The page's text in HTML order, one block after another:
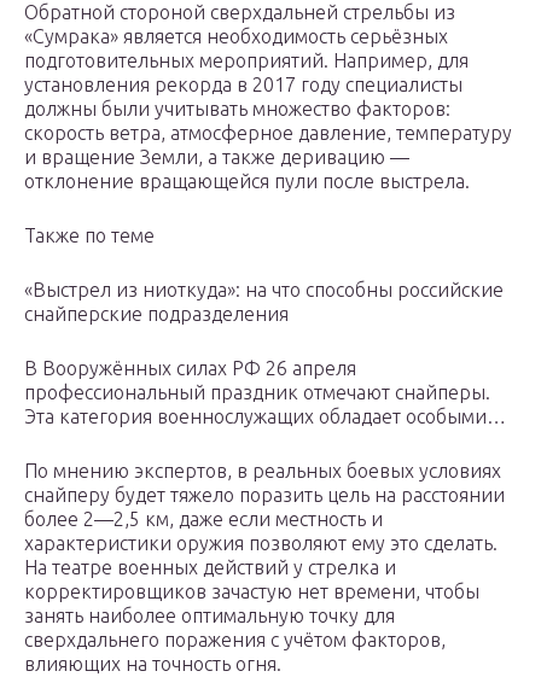
Обратной стороной сверхдальней стрельбы из
«Сумрака» является необходимость серьёзных
подготовительных мероприятий. Например, для
установления рекорда в 2017 году специалисты
должны были учитывать множество факторов:
скорость ветра, атмосферное давление, температуру
и вращение Земли, а также деривацию —
отклонение вращающейся пули после выстрела.
Также по теме
«Выстрел из ниоткуда»: на что способны российские
снайперские подразделения
В Вооружённых силах РФ 26 апреля
профессиональный праздник отмечают снайперы.
Эта категория военнослужащих обладает особыми…
По мнению экспертов, в реальных боевых условиях
снайперу будет тяжело поразить цель на расстоянии
более 2—2,5 км, даже если местность и
характеристики оружия позволяют ему это сделать.
На театре военных действий у стрелка и
корректировщиков зачастую нет времени, чтобы
занять наиболее оптимальную точку для
сверхдальнего поражения с учётом факторов,
влияющих на точность огня.